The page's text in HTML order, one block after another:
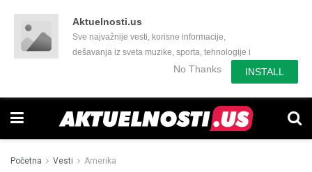
Aktuelnosti.us
Sve najvažnije vesti, korisne informacije,
dešavanja iz sveta muzike, sporta, tehnologije i
još mnogo toga zanimljivog.No Thanks INSTALL
Početna Vesti Amerika